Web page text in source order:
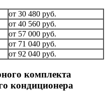
от 30 480 руб.
от 40 560 руб.
от 57 000 руб.
от 71 040 руб.
от 92 040 руб.
комплекта
кондиционера